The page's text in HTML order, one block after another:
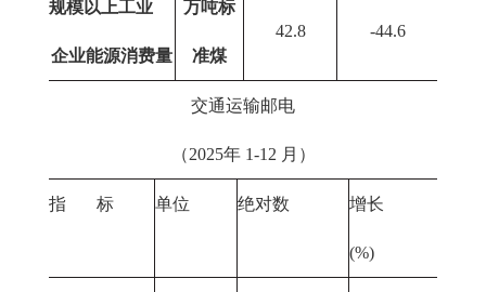
规模以上工业
企业能源消费量
万吨标
准煤
42.8 -44.6
交通运输邮电
（2025年 1-12 月）
指 标 单位 绝对数 增长
(%)